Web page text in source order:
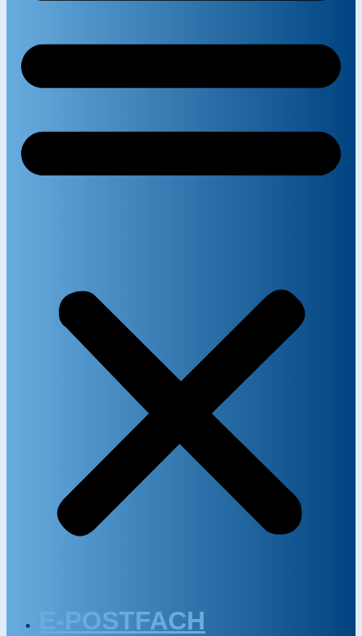
E-POSTFACH